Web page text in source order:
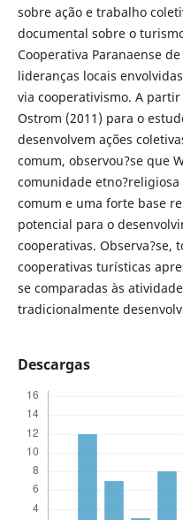
sobre ação e trabalho
documental sobre o
Cooperativa Paranaense
lideranças locais
via cooperativismo. A
Ostrom (2011) para o
desenvolvem ações
comum, observou?se que
comunidade
comum e uma forte base
potencial para o
cooperativas. Observa?se,
cooperativas turísticas
se comparadas às
tradicionalmente
Descargas